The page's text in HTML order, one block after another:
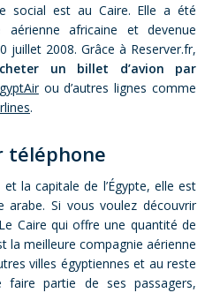
social est au Caire. Elle a été
aérienne africaine et devenue
juillet 2008. Grâce à Reserver.fr,
un billet d’avion par
ou d’autres lignes comme
.
téléphone
la capitale de l’Égypte, elle est
Si vous voulez découvrir
Caire qui offre une quantité de
la meilleure compagnie aérienne
villes égyptiennes et au reste
faire partie de ses passagers,